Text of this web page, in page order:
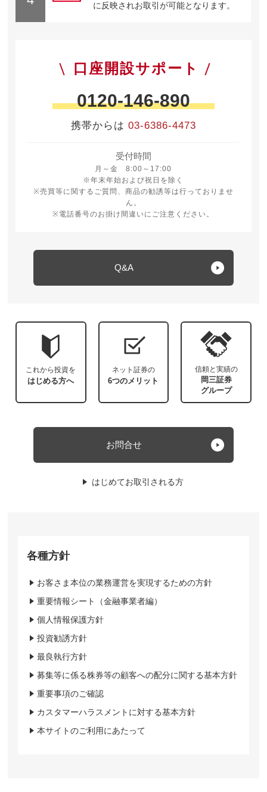
に反映されお取引が可能となります。
口座開設サポート
0120-146-890
携帯からは 03-6386-4473
受付時間
月～金 8:00～17:00
月曜日から金曜日 8時から17時
※年末年始および祝日を除く
※売買等に関するご質問、商品の勧誘等は行っておりませ
ん。
※電話番号のお掛け間違いにご注意ください。
Q&A
これから投資を
はじめる方へ
ネット証券の
6つのメリット
信頼と実績の
岡三証券
グループ
お問合せ
はじめてお取引される方
各種方針
お客さま本位の業務運営を実現するための方針
重要情報シート（金融事業者編）
個人情報保護方針
投資勧誘方針
最良執行方針
募集等に係る株券等の顧客への配分に関する基本方針
重要事項のご確認
カスタマーハラスメントに対する基本方針
本サイトのご利用にあたって